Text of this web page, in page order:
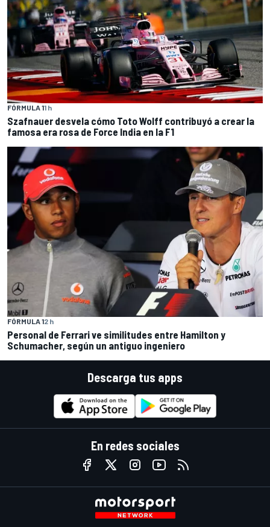
FÓRMULA 11 h
Szafnauer desvela cómo Toto Wolff contribuyó a crear la
famosa era rosa de Force India en la F1
FÓRMULA 12 h
Personal de Ferrari ve similitudes entre Hamilton y
Schumacher, según un antiguo ingeniero
Descarga tus apps
En redes sociales